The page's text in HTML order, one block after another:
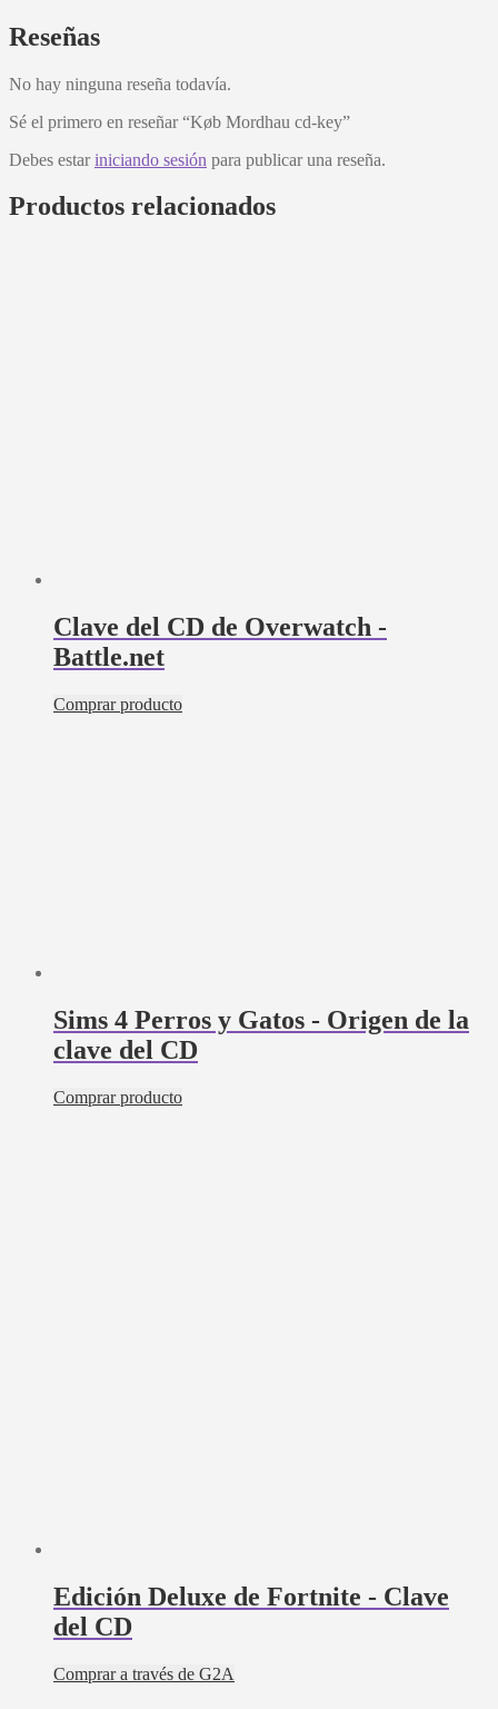
Reseñas
No hay ninguna reseña todavía.
Sé el primero en reseñar “Køb Mordhau cd-key”
Debes estariniciando sesión para publicar una reseña.
Productos relacionados
Clave del CD de Overwatch -
Battle.net
Comprar producto
Sims 4 Perros y Gatos - Origen de la
clave del CD
Comprar producto
Edición Deluxe de Fortnite - Clave
del CD
Comprar a través de G2A